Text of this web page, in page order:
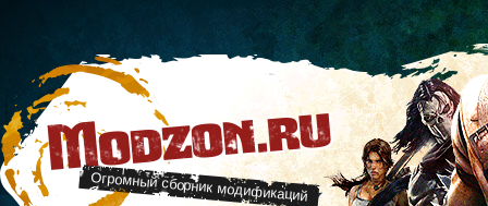
Modzon.ru
Огромный сборник модификаций